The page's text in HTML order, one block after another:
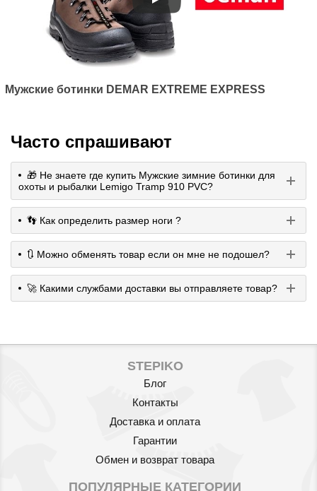
Мужские ботинки DEMAR EXTREME EXPRESS
Часто спрашивают
🎁 Не знаете где купить Мужские зимние ботинки для
охоты и рыбалки Lemigo Tramp 910 PVC?
👣 Как определить размер ноги ?
🔃 Можно обменять товар если он мне не подошел?
🚀 Какими службами доставки вы отправляете товар?
STEPIKO
Блог
Контакты
Доставка и оплата
Гарантии
Обмен и возврат товара
ПОПУЛЯРНЫЕ КАТЕГОРИИ